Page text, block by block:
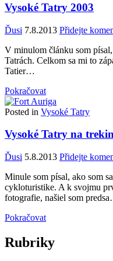
Vysoké Tatry 2003
Ďusi 7.8.2013 Přidejte
V minulom článku som
Tatrách. Celkom sa mi to
Tatier…
Pokračovat
Posted in Vysoké Tatry
Vysoké Tatry na
Ďusi 5.8.2013 Přidejte
Minule som písal, ako som
cykloturistike. A k svojmu
fotografie, našiel som
Pokračovat
Rubriky